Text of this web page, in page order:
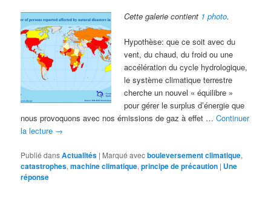
Cette galerie contient 1 photo.
Hypothèse: que ce soit avec du
vent, du chaud, du froid ou une
accélération du cycle hydrologique,
le système climatique terrestre
cherche un nouvel « équilibre »
pour gérer le surplus d’énergie que
nous provoquons avec nos émissions de gaz à effet …Continuer
la lecture →
Publié dansActualités | Marqué avecbouleversement climatique,
catastrophes,machine climatique,principe de précaution | Une
réponse